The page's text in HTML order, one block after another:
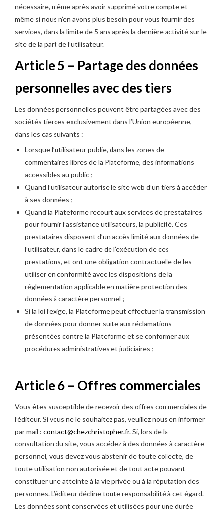
nécessaire, même après avoir supprimé votre compte et
même si nous n’en avons plus besoin pour vous fournir des
services, dans la limite de 5 ans après la dernière activité sur le
site de la part de l’utilisateur.
Article 5 – Partage des données
personnelles avec des tiers
Les données personnelles peuvent être partagées avec des
sociétés tierces exclusivement dans l’Union européenne,
dans les cas suivants :
Lorsque l’utilisateur publie, dans les zones de
commentaires libres de la Plateforme, des informations
accessibles au public ;
Quand l’utilisateur autorise le site web d’un tiers à accéder
à ses données ;
Quand la Plateforme recourt aux services de prestataires
pour fournir l’assistance utilisateurs, la publicité. Ces
prestataires disposent d’un accès limité aux données de
l’utilisateur, dans le cadre de l’exécution de ces
prestations, et ont une obligation contractuelle de les
utiliser en conformité avec les dispositions de la
réglementation applicable en matière protection des
données à caractère personnel ;
Si la loi l’exige, la Plateforme peut effectuer la transmission
de données pour donner suite aux réclamations
présentées contre la Plateforme et se conformer aux
procédures administratives et judiciaires ;
Article 6 – Offres commerciales
Vous êtes susceptible de recevoir des offres commerciales de
l’éditeur. Si vous ne le souhaitez pas, veuillez nous en informer
par mail : contact@chezchristopher.fr. Si, lors de la
consultation du site, vous accédez à des données à caractère
personnel, vous devez vous abstenir de toute collecte, de
toute utilisation non autorisée et de tout acte pouvant
constituer une atteinte à la vie privée ou à la réputation des
personnes. L’éditeur décline toute responsabilité à cet égard.
Les données sont conservées et utilisées pour une durée